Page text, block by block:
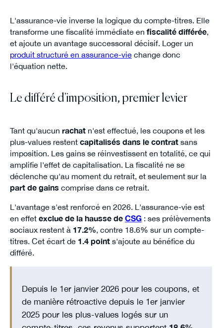
L'assurance-vie inverse la logique du compte-titres. Elle
transforme une fiscalité immédiate en fiscalité différée,
et ajoute un avantage successoral décisif. Loger un
produit structuré en assurance-viechange donc
l'équation nette.
Le différé d'imposition, premier levier
Tant qu'aucun rachatn'est effectué, les coupons et les
plus-values restent capitalisés dans le contratsans
imposition. Les gains se réinvestissent en totalité, ce qui
amplifie l'effet de capitalisation. La fiscalité ne se
déclenche qu'au moment du retrait, et seulement sur la
part de gains comprise dans ce retrait.
L'avantage s'est renforcé en 2026. L'assurance-vie est
en effet exclue de la hausse de CSG: ses prélèvements
sociaux restent à 17.2%, contre 18.6% sur un compte-
titres. Cet écart de 1.4 points'ajoute au bénéfice du
différé.
Depuis le 1er janvier 2026 pour les coupons, et
de manière rétroactive depuis le 1er janvier
2025 pour les plus-values logés sur un